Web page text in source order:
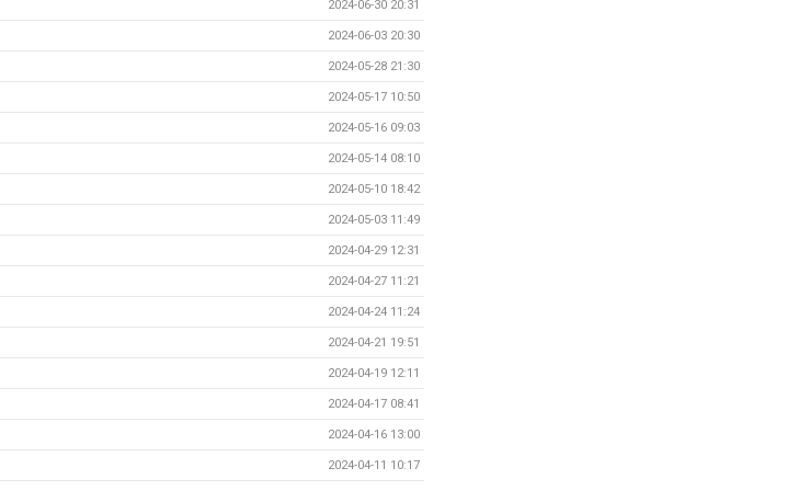
2024-06-30 20:31
2024-06-03 20:30
2024-05-28 21:30
2024-05-17 10:50
2024-05-16 09:03
2024-05-14 08:10
2024-05-10 18:42
2024-05-03 11:49
2024-04-29 12:31
2024-04-27 11:21
2024-04-24 11:24
2024-04-21 19:51
2024-04-19 12:11
2024-04-17 08:41
2024-04-16 13:00
2024-04-11 10:17